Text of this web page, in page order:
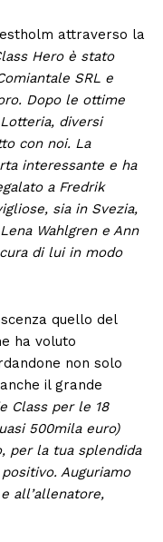
attraverso la
Hero è stato
SRL e
Dopo le ottime
diversi
con noi. La
interessante e ha
a Fredrik
sia in Svezia,
Wahlgren e Ann
di lui in modo
quello del
ha voluto
non solo
il grande
Class per le 18
500mila euro)
per la tua splendida
Auguriamo
all’allenatore,